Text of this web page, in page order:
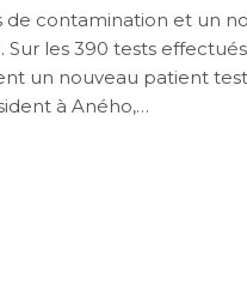
de contamination et un
les 390 tests
un nouveau patient
à Aného,…